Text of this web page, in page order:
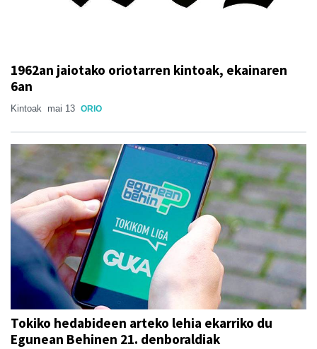
1962an jaiotako oriotarren kintoak, ekainaren
6an
Kintoak mai 13 ORIO
Tokiko hedabideen arteko lehia ekarriko du
Egunean Behinen 21. denboraldiak